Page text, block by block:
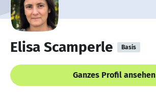
Elisa Scamperle Basis
Ganzes Profil ansehen